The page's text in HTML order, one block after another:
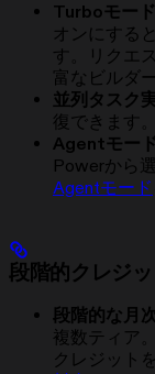
Turboモード
オンにする
す。リクエ
富なビルダ
並列タスク
復できます。
Agentモード
Powerから
Agentモード
段階的クレジ
段階的な月
複数ティア
クレジット